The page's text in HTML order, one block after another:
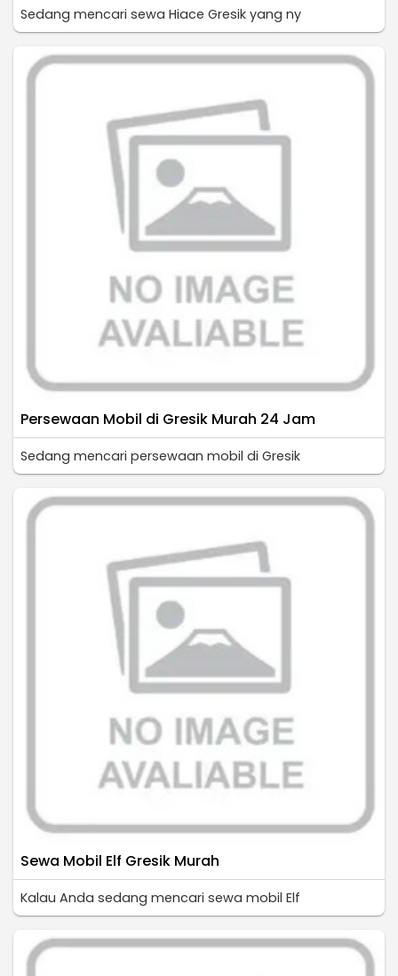
Sedang mencari sewa Hiace Gresik yang ny
Persewaan Mobil di Gresik Murah 24 Jam
Sedang mencari persewaan mobil di Gresik
Sewa Mobil Elf Gresik Murah
Kalau Anda sedang mencari sewa mobil Elf